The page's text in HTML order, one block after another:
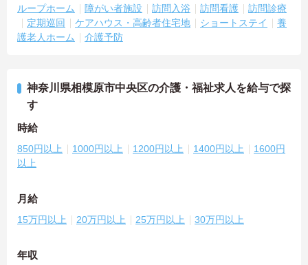
ループホーム
障がい者施設 訪問入浴 訪問看護
訪問診療
定期巡回
ケアハウス・高齢者住宅地 ショートステイ
養
護老人ホーム
介護予防
神奈川県相模原市中央区の介護・福祉求人を給与で探
す
時給
850円以上 1000円以上 1200円以上 1400円以上
1600円
以上
月給
15万円以上 20万円以上 25万円以上 30万円以上
年収